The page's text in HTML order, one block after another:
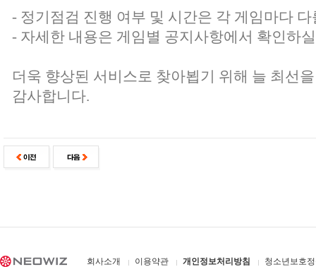
- 정기점검 진행 여부 및 시간은 각 게임마다
- 자세한 내용은 게임별 공지사항에서 확인하
더욱 향상된 서비스로 찾아뵙기 위해 늘 최선
감사합니다.
회사소개 이용약관 개인정보처리방침 청소년보호